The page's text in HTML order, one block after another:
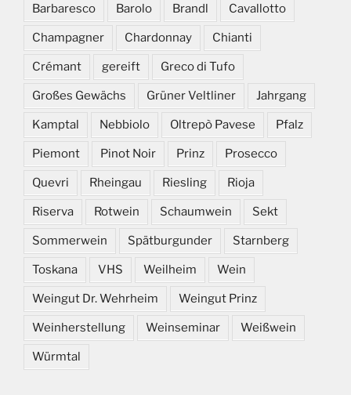
Barbaresco Barolo Brandl Cavallotto
Champagner Chardonnay Chianti
Crémant gereift Greco di Tufo
Großes Gewächs Grüner Veltliner Jahrgang
Kamptal Nebbiolo Oltrepò Pavese Pfalz
Piemont Pinot Noir Prinz Prosecco
Quevri Rheingau Riesling Rioja
Riserva Rotwein Schaumwein Sekt
Sommerwein Spätburgunder Starnberg
Toskana VHS Weilheim Wein
Weingut Dr. Wehrheim Weingut Prinz
Weinherstellung Weinseminar Weißwein
Würmtal